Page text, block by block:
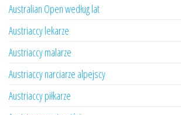
Australian Open według lat
Austriaccy lekarze
Austriaccy malarze
Austriaccy narciarze alpejscy
Austriaccy piłkarze